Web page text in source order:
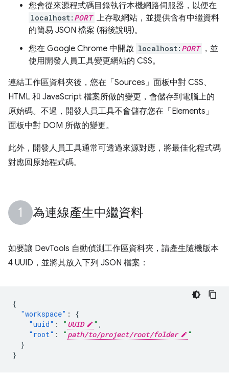
您會從來源程式碼目錄執行本機網路伺服器，以便在
localhost: PORT 上存取網站，並提供含有中繼資料
的簡易 JSON 檔案 (稍後說明)。
您在 Google Chrome 中開啟 localhost: PORT ，並
使用開發人員工具變更網站的 CSS。
連結工作區資料夾後，您在「Sources」 面板中對 CSS、
HTML 和 JavaScript 檔案所做的變更，會儲存到電腦上的
原始碼。不過，開發人員工具不會儲存您在「Elements」
面板中對 DOM 所做的變更。
此外，開發人員工具通常可透過來源對應，將最佳化程式碼
對應回原始程式碼。
為連線產生中繼資料
如要讓 DevTools 自動偵測工作區資料夾，請產生隨機版本
4 UUID，並將其放入下列 JSON 檔案：
{
"workspace" :
{
"uuid" : " UUID " ,
"root" : " path/to/project/root/folder
"
}
}